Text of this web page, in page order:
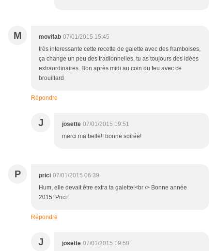
M movifab 07/01/2015 15:45
très interessante cette recette de galette avec des framboises,
ça change un peu des tradionnelles, tu as toujours des idées
extraordinaires. Bon après midi au coin du feu avec ce
brouillard
Répondre
J josette 07/01/2015 19:51
merci ma belle!! bonne soirée!
P prici 07/01/2015 06:39
Hum, elle devait être extra ta galette!<br /> Bonne année
2015! Prici
Répondre
J josette 07/01/2015 19:50